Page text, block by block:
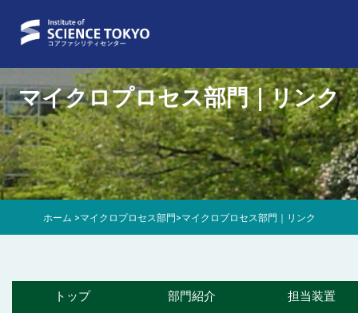
ホーム >マイクロプロセス部門 >マイクロプロセス部門｜リンク
マイクロプロセス部門｜リンク
トップ 部門紹介 担当装置